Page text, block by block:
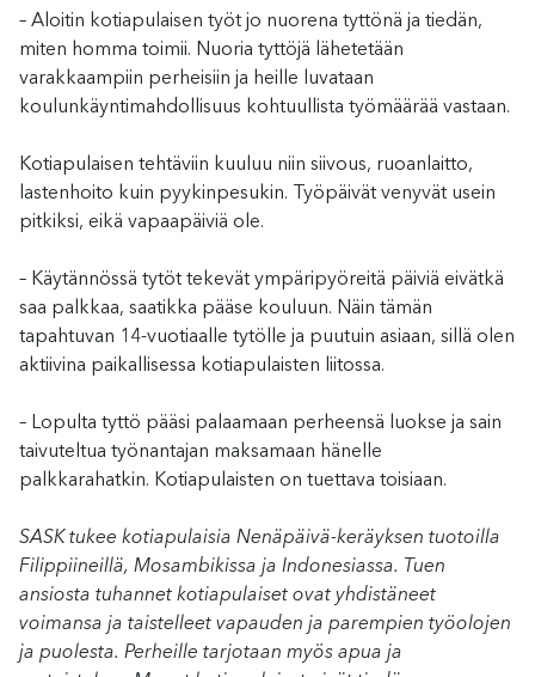
– Aloitin kotiapulaisen työt jo nuorena tyttönä ja tiedän,
miten homma toimii. Nuoria tyttöjä lähetetään
varakkaampiin perheisiin ja heille luvataan
koulunkäyntimahdollisuus kohtuullista työmäärää vastaan.
Kotiapulaisen tehtäviin kuuluu niin siivous, ruoanlaitto,
lastenhoito kuin pyykinpesukin. Työpäivät venyvät usein
pitkiksi, eikä vapaapäiviä ole.
– Käytännössä tytöt tekevät ympäripyöreitä päiviä eivätkä
saa palkkaa, saatikka pääse kouluun. Näin tämän
tapahtuvan 14-vuotiaalle tytölle ja puutuin asiaan, sillä olen
aktiivina paikallisessa kotiapulaisten liitossa.
– Lopulta tyttö pääsi palaamaan perheensä luokse ja sain
taivuteltua työnantajan maksamaan hänelle
palkkarahatkin. Kotiapulaisten on tuettava toisiaan.
SASK tukee kotiapulaisia Nenäpäivä-keräyksen tuotoilla
Filippiineillä, Mosambikissa ja Indonesiassa. Tuen
ansiosta tuhannet kotiapulaiset ovat yhdistäneet
voimansa ja taistelleet vapauden ja parempien työolojen
ja puolesta. Perheille tarjotaan myös apua ja